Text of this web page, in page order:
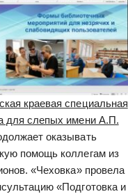
краевая специальная
для слепых имени А.П.
оказывать
помощь коллегам из
«Чеховка» провела
«Подготовка и